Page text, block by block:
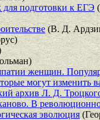
подготовки к ЕГЭ
(В. Д.
женщин.
могут изменить
архив Л. Д.
В
эволюция